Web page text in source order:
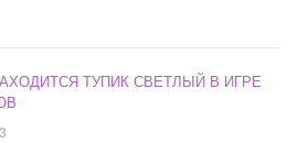
ТУПИК СВЕТЛЫЙ В ИГРЕ